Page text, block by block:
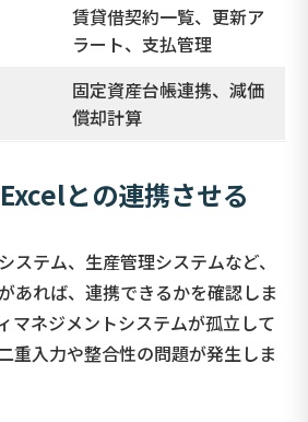
賃貸借契約一覧、更新ア
ラート、支払管理
固定資産台帳連携、減価
償却計算
との連携させる
ステム、生産管理システムなど、
あれば、連携できるかを確認しま
マネジメントシステムが孤立して
重入力や整合性の問題が発生しま